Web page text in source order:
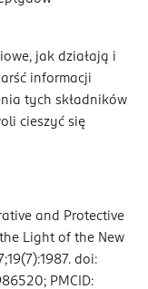
jak działają i
informacji
tych składników
cieszyć się
and Protective
Light of the New
doi:
PMCID: